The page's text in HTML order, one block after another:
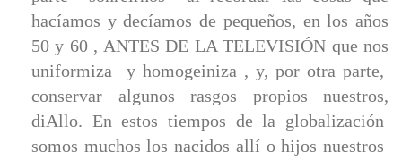
hacíamos y decíamos de pequeños, en los años
50 y 60 , ANTES DE LA TELEVISIÓN que nos
uniformiza y homogeiniza , y, por otra parte,
conservar algunos rasgos propios nuestros,
diAllo. En estos tiempos de la globalización
somos muchos los nacidos allí o hijos nuestros